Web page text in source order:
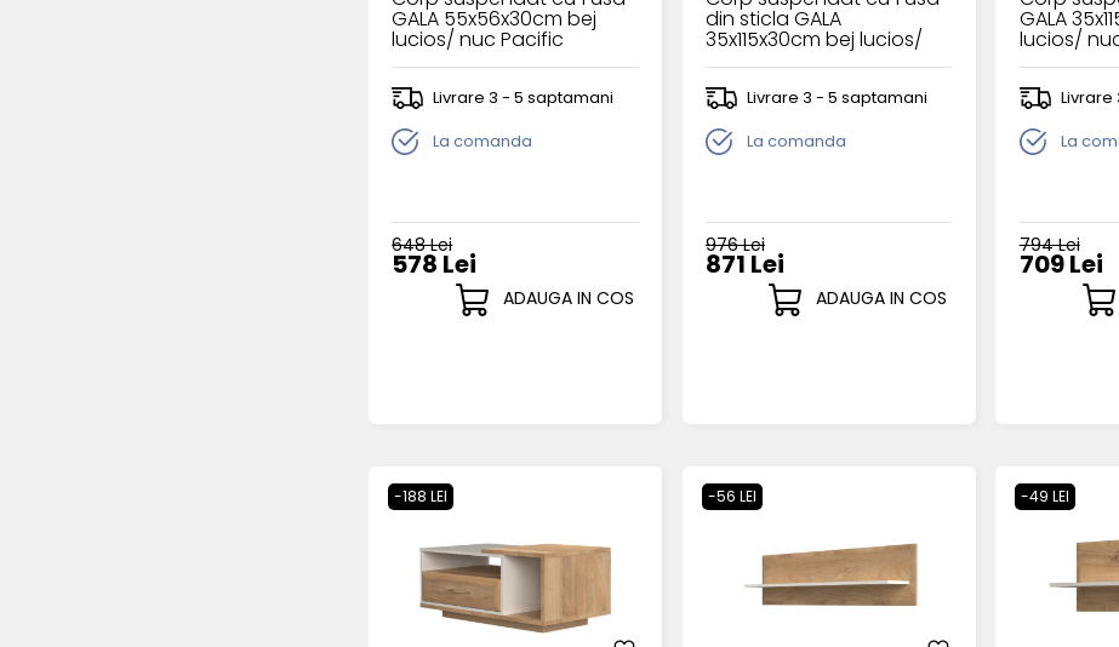
GALA 55x56x30cm bej
lucios/ nuc Pacific
Livrare 3 - 5 saptamani
La comanda
648 Lei
578 Lei
ADAUGA IN COS
din sticla GALA
35x115x30cm bej lucios/
nuc Pacific - sticla
Livrare 3 - 5 saptamani
La comanda
976 Lei
871 Lei
ADAUGA IN COS
GALA
lucios/
La
794 Lei
709 Lei
-188 LEI -56 LEI -49 LEI